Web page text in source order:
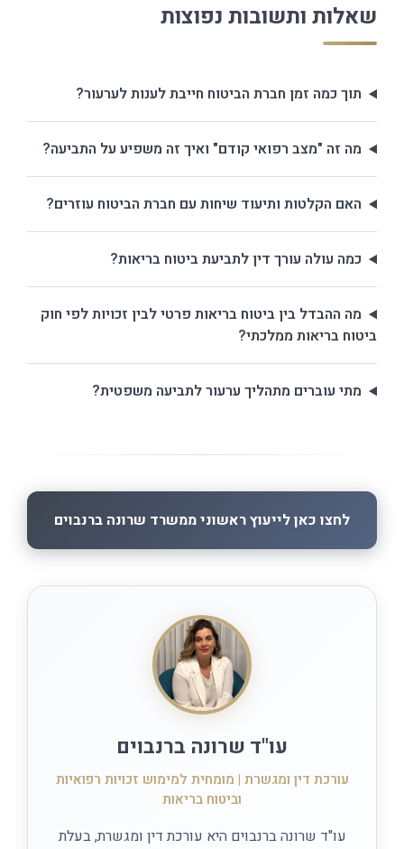
שאלות ותשובות נפוצות
תוך כמה זמן חברת הביטוח חייבת לענות לערעור?
מה זה "מצב רפואי קודם" ואיך זה משפיע על התביעה?
האם הקלטות ותיעוד שיחות עם חברת הביטוח עוזרים?
כמה עולה עורך דין לתביעת ביטוח בריאות?
מה ההבדל בין ביטוח בריאות פרטי לבין זכויות לפי חוק
ביטוח בריאות ממלכתי?
מתי עוברים מתהליך ערעור לתביעה משפטית?
לחצו כאן לייעוץ ראשוני ממשרד שרונה ברנבוים
עו"ד שרונה ברנבוים
עורכת דין ומגשרת | מומחית למימוש זכויות רפואיות
וביטוח בריאות
עו"ד שרונה ברנבוים היא עורכת דין ומגשרת, בעלת